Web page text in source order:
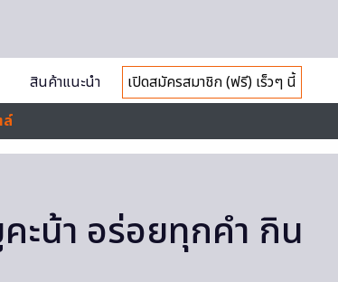
สินค้าแนะนำ
เปิดสมัครสมาชิก (ฟรี) เร็วๆ นี้
ล์
ะน้า อร่อยทุกคำ กิน